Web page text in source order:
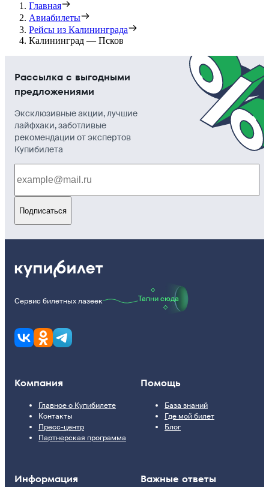
Главная
Авиабилеты
Рейсы из Калининграда
Калининград — Псков
Рассылка с выгодными
предложениями
Эксклюзивные акции, лучшие
лайфхаки, заботливые
рекомендации от экспертов
Купибилета
Подписаться
Сервис билетных лазеек Тапни сюда
Компания
Главное о Купибилете
Контакты
Пресс-центр
Партнерская программа
Помощь
База знаний
Где мой билет
Блог
Информация Важные ответы